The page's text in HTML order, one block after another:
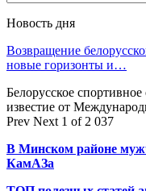
Новость дня
Возвращение
новые горизонты и…
Белорусское
известие от
Prev Next 1 of 2 037
В Минском районе
КамАЗа